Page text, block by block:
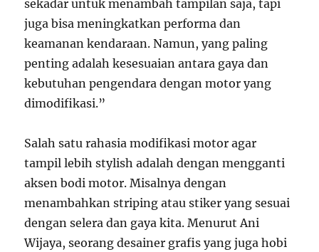
sekadar untuk menambah tampilan saja, tapi
juga bisa meningkatkan performa dan
keamanan kendaraan. Namun, yang paling
penting adalah kesesuaian antara gaya dan
kebutuhan pengendara dengan motor yang
dimodifikasi.”
Salah satu rahasia modifikasi motor agar
tampil lebih stylish adalah dengan mengganti
aksen bodi motor. Misalnya dengan
menambahkan striping atau stiker yang sesuai
dengan selera dan gaya kita. Menurut Ani
Wijaya, seorang desainer grafis yang juga hobi